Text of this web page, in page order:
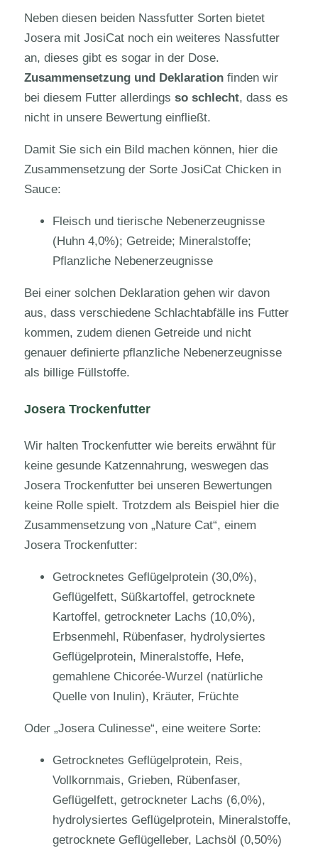
Neben diesen beiden Nassfutter Sorten bietet
Josera mit JosiCat noch ein weiteres Nassfutter
an, dieses gibt es sogar in der Dose.
Zusammensetzung und Deklarationfinden wir
bei diesem Futter allerdings so schlecht, dass es
nicht in unsere Bewertung einfließt.
Damit Sie sich ein Bild machen können, hier die
Zusammensetzung der Sorte JosiCat Chicken in
Sauce:
Fleisch und tierische Nebenerzeugnisse
(Huhn 4,0%); Getreide; Mineralstoffe;
Pflanzliche Nebenerzeugnisse
Bei einer solchen Deklaration gehen wir davon
aus, dass verschiedene Schlachtabfälle ins Futter
kommen, zudem dienen Getreide und nicht
genauer definierte pflanzliche Nebenerzeugnisse
als billige Füllstoffe.
Josera Trockenfutter
Wir halten Trockenfutter wie bereits erwähnt für
keine gesunde Katzennahrung, weswegen das
Josera Trockenfutter bei unseren Bewertungen
keine Rolle spielt. Trotzdem als Beispiel hier die
Zusammensetzung von „Nature Cat“, einem
Josera Trockenfutter:
Getrocknetes Geflügelprotein (30,0%),
Geflügelfett, Süßkartoffel, getrocknete
Kartoffel, getrockneter Lachs (10,0%),
Erbsenmehl, Rübenfaser, hydrolysiertes
Geflügelprotein, Mineralstoffe, Hefe,
gemahlene Chicorée-Wurzel (natürliche
Quelle von Inulin), Kräuter, Früchte
Oder „Josera Culinesse“, eine weitere Sorte:
Getrocknetes Geflügelprotein, Reis,
Vollkornmais, Grieben, Rübenfaser,
Geflügelfett, getrockneter Lachs (6,0%),
hydrolysiertes Geflügelprotein, Mineralstoffe,
getrocknete Geflügelleber, Lachsöl (0,50%)